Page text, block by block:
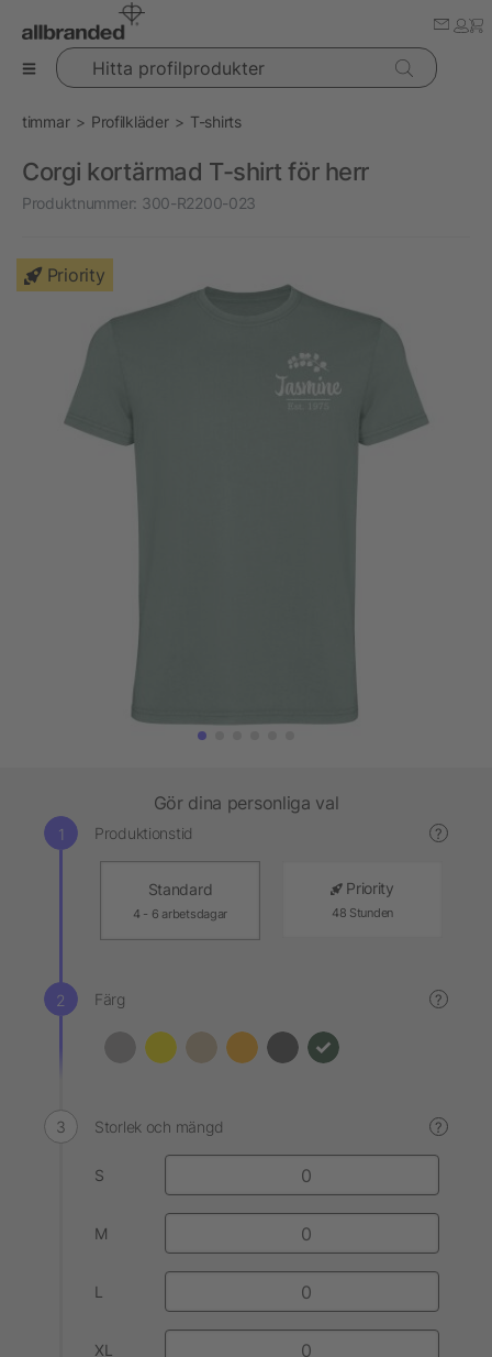
Hitta profilprodukter
timmar Profilkläder T-shirts
Corgi kortärmad T-shirt för herr
Produktnummer: 300-R2200-023
Priority
Gör dina personliga val
Produktionstid ?
Standard
4 - 6 arbetsdagar
Priority
48 Stunden
Färg ?
Storlek och mängd ?
S
M
L
XL